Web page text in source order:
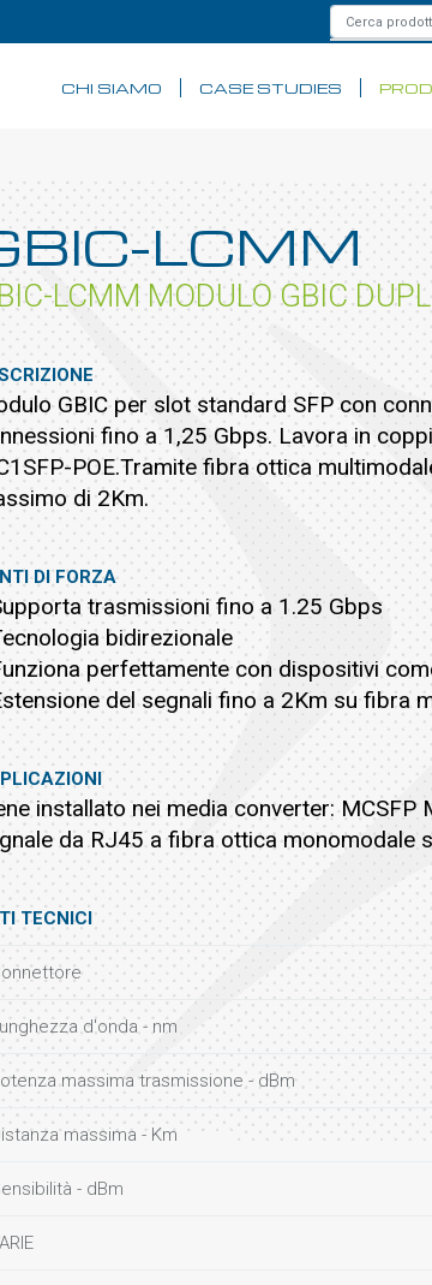
CHI SIAMO CASE STUDIES
LCMM
LCMM MODULO GBIC
GBIC per slot standard SFP con
fino a 1,25 Gbps. Lavora in
POE.Tramite fibra ottica
di 2Km.
DI FORZA
trasmissioni fino a 1.25 Gbps
bidirezionale
perfettamente con dispositivi
del segnali fino a 2Km su fibra
installato nei media converter: MCSFP
da RJ45 a fibra ottica monomodale
TECNICI
d'onda - nm
massima trasmissione - dBm
massima - Km
- dBm